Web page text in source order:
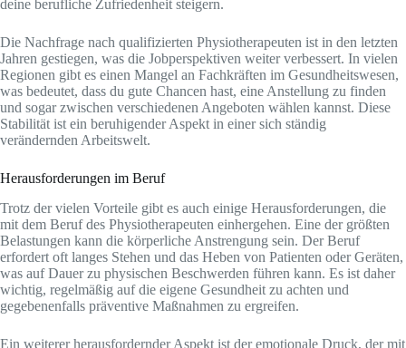
deine berufliche Zufriedenheit steigern.
Die Nachfrage nach qualifizierten Physiotherapeuten ist in den letzten
Jahren gestiegen, was die Jobperspektiven weiter verbessert. In vielen
Regionen gibt es einen Mangel an Fachkräften im Gesundheitswesen,
was bedeutet, dass du gute Chancen hast, eine Anstellung zu finden
und sogar zwischen verschiedenen Angeboten wählen kannst. Diese
Stabilität ist ein beruhigender Aspekt in einer sich ständig
verändernden Arbeitswelt.
Herausforderungen im Beruf
Trotz der vielen Vorteile gibt es auch einige Herausforderungen, die
mit dem Beruf des Physiotherapeuten einhergehen. Eine der größten
Belastungen kann die körperliche Anstrengung sein. Der Beruf
erfordert oft langes Stehen und das Heben von Patienten oder Geräten,
was auf Dauer zu physischen Beschwerden führen kann. Es ist daher
wichtig, regelmäßig auf die eigene Gesundheit zu achten und
gegebenenfalls präventive Maßnahmen zu ergreifen.
Ein weiterer herausfordernder Aspekt ist der emotionale Druck, der mit